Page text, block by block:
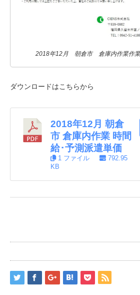
2018年12月 朝倉市 倉庫内作業作
ダウンロードはこちらから
2018年12月 朝倉
市 倉庫内作業 時間
給･予測派遣単価
1 ファイル
792.95
KB